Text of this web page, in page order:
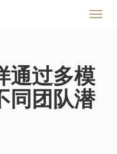
切
通过多模
同团队潜